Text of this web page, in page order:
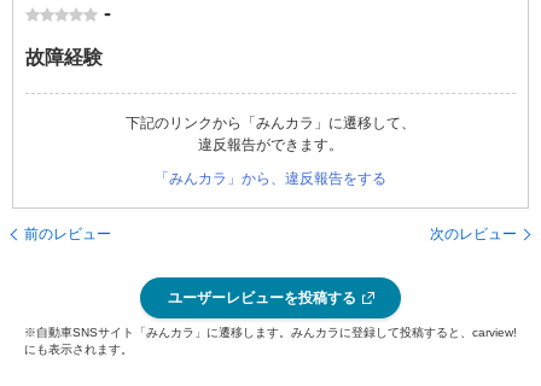
-
故障経験
下記のリンクから「みんカラ」に遷移して、
違反報告ができます。
「みんカラ」から、違反報告をする
前のレビュー 次のレビュー
ユーザーレビューを投稿する
※自動車SNSサイト「みんカラ」に遷移します。みんカラに登録して投稿すると、carview!
にも表示されます。